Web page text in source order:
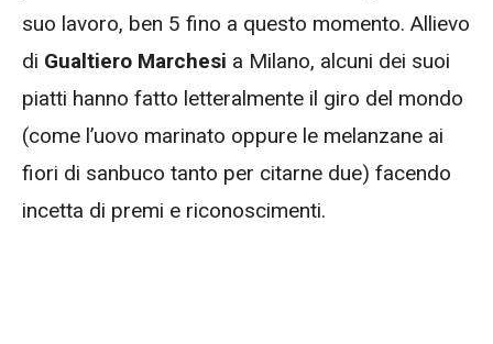
suo lavoro, ben 5 fino a questo momento. Allievo
di Gualtiero Marchesi a Milano, alcuni dei suoi
piatti hanno fatto letteralmente il giro del mondo
(come l’uovo marinato oppure le melanzane ai
fiori di sanbuco tanto per citarne due) facendo
incetta di premi e riconoscimenti.